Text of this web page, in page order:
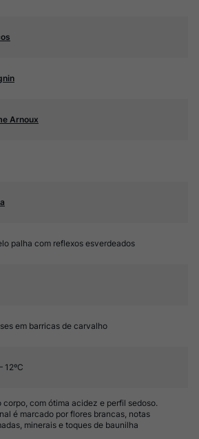
Arnoux
palha com reflexos esverdeados
em barricas de carvalho
12ºC
corpo, com ótima acidez e perfil sedoso.
é marcado por flores brancas, notas
minerais e toques de baunilha